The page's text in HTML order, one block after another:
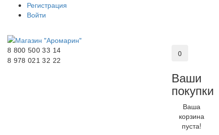
Регистрация
Войти
8 800 500 33 14
8 978 021 32 22
0
Ваши
покупки
Ваша
корзина
пуста!